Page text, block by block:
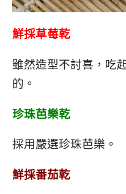
鮮採草莓乾
雖然造型不討喜，吃
的。
珍珠芭樂乾
採用嚴選珍珠芭樂。
鮮採番茄乾